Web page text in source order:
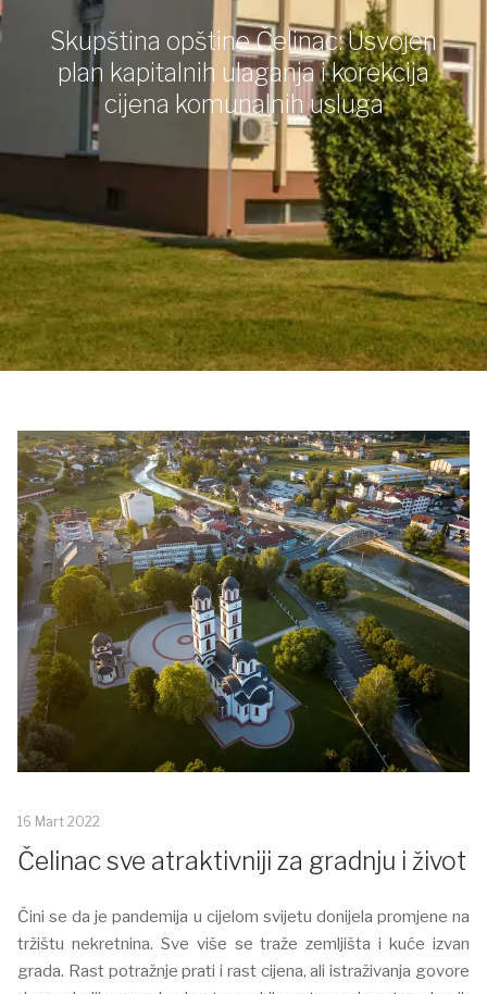
Skupština opštine Čelinac: Usvojen
plan kapitalnih ulaganja i korekcija
cijena komunalnih usluga
16 Mart 2022
Čelinac sve atraktivniji za gradnju i život
Čini se da je pandemija u cijelom svijetu donijela promjene na
tržištu nekretnina. Sve više se traže zemlјišta i kuće izvan
grada. Rast potražnje prati i rast cijena, ali istraživanja govore